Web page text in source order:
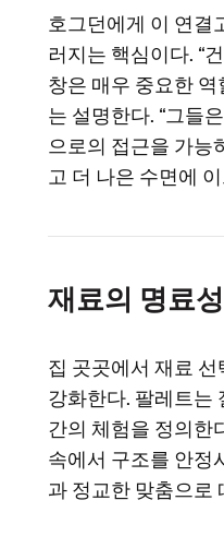
호그던에게 이 연결
러지는 핵심이다. “
창은 매우 중요한 역
는 설명한다. “그들
으로의 접근을 가능
고 더 나은 수면에
재료의 명료
집 곳곳에서 재료
강화한다. 팔레트는
간의 체험을 정의한
속에서 구조를 안정
과 정교한 맞춤으로